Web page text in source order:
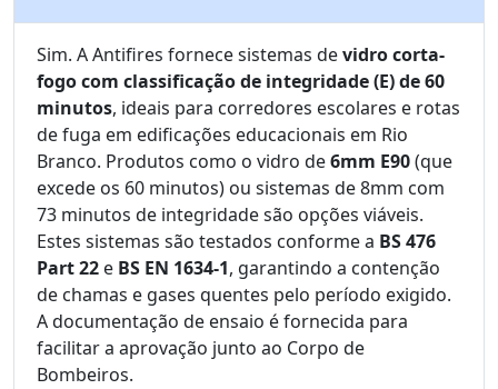
Sim. A Antifires fornece sistemas devidro corta-
fogo com classificação de integridade (E) de 60
minutos, ideais para corredores escolares e rotas
de fuga em edificações educacionais em Rio
Branco. Produtos como o vidro de6mm E90(que
excede os 60 minutos) ou sistemas de 8mm com
73 minutos de integridade são opções viáveis.
Estes sistemas são testados conforme a BS 476
Part 22 e BS EN 1634-1, garantindo a contenção
de chamas e gases quentes pelo período exigido.
A documentação de ensaio é fornecida para
facilitar a aprovação junto ao Corpo de
Bombeiros.